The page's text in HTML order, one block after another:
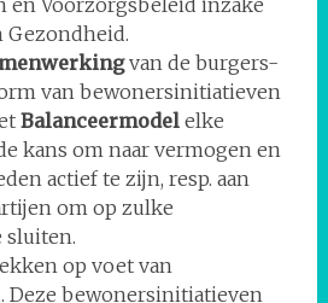
Gezondheid.
van de burgers-
van bewonersinitiatieven
Balanceermodelelke
kans om naar vermogen en
actief te zijn, resp. aan
om op zulke
sluiten.
op voet van
Deze bewonersinitiatieven